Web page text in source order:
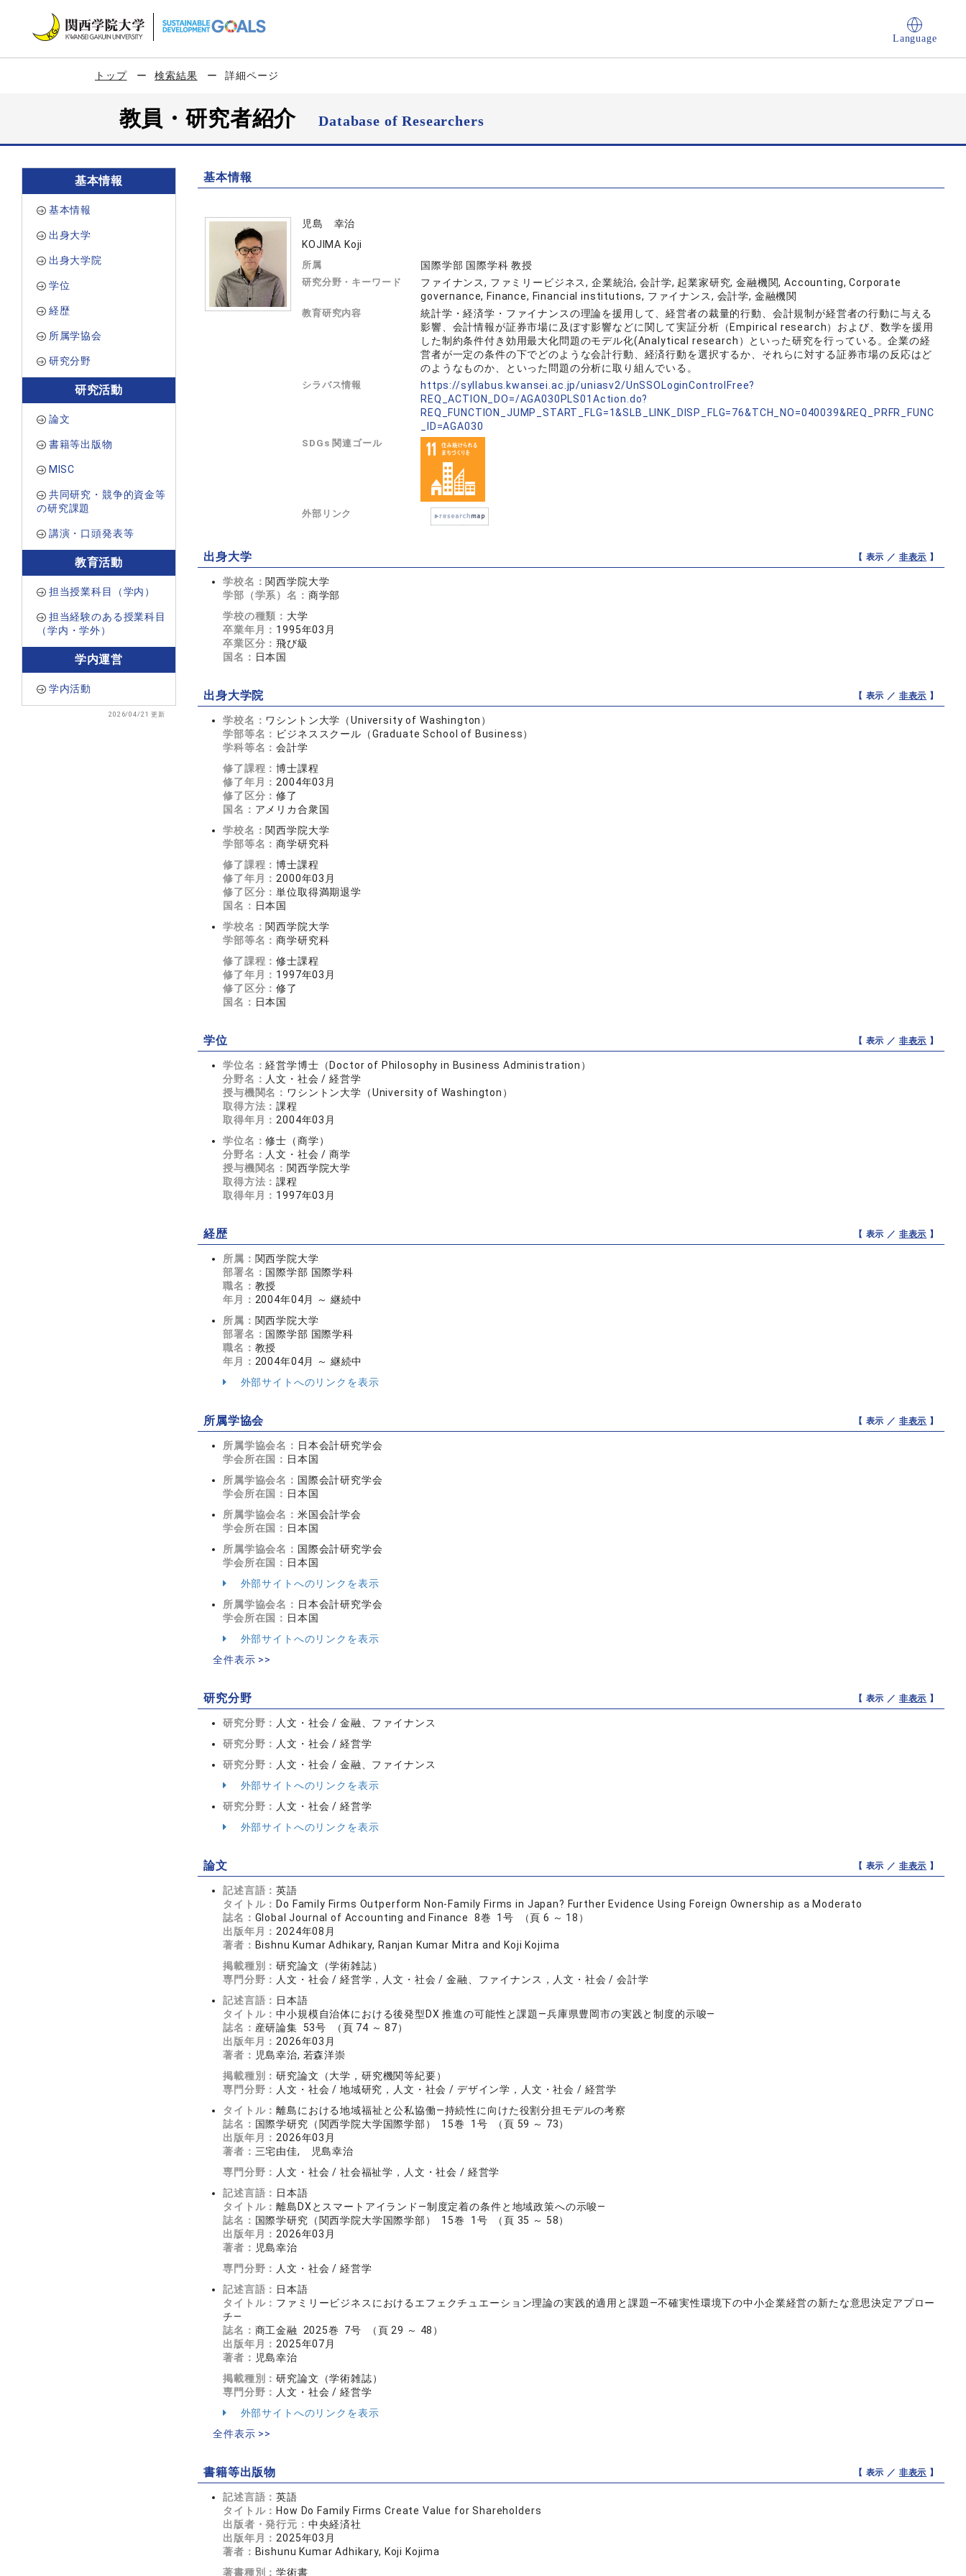
Language
トップ 検索結果 詳細ページ
教員・研究者紹介Database of Researchers
基本情報
基本情報
出身大学
出身大学院
学位
経歴
所属学協会
研究分野
研究活動
論文
書籍等出版物
MISC
共同研究・競争的資金等
の研究課題
講演・口頭発表等
教育活動
担当授業科目（学内）
担当経験のある授業科目
（学内・学外）
学内運営
学内活動
2026/04/21 更新
基本情報
児島 幸治
KOJIMA Koji
所属 国際学部 国際学科 教授
研究分野・キーワード
ファイナンス, ファミリービジネス, 企業統治, 会計学, 起業家研究, 金融機関, Accounting, Corporate
governance, Finance, Financial institutions, ファイナンス, 会計学, 金融機関
教育研究内容
統計学・経済学・ファイナンスの理論を援用して、経営者の裁量的行動、会計規制が経営者の行動に与える
影響、会計情報が証券市場に及ぼす影響などに関して実証分析（Empirical research）および、数学を援用
した制約条件付き効用最大化問題のモデル化(Analytical research）といった研究を行っている。企業の経
営者が一定の条件の下でどのような会計行動、経済行動を選択するか、それらに対する証券市場の反応はど
のようなものか、といった問題の分析に取り組んでいる。
シラバス情報
https://syllabus.kwansei.ac.jp/uniasv2/UnSSOLoginControlFree?
REQ_ACTION_DO=/AGA030PLS01Action.do?
REQ_FUNCTION_JUMP_START_FLG=1&SLB_LINK_DISP_FLG=76&TCH_NO=040039&REQ_PRFR_FUNC
_ID=AGA030
SDGs 関連ゴール
外部リンク
出身大学 【 表示 ／ 非表示 】
学校名： 関西学院大学
学部（学系）名： 商学部
学校の種類： 大学
卒業年月： 1995年03月
卒業区分：飛び級
国名： 日本国
出身大学院 【 表示 ／ 非表示 】
学校名： ワシントン大学（University of Washington）
学部等名： ビジネススクール（Graduate School of Business）
学科等名：会計学
修了課程：博士課程
修了年月： 2004年03月
修了区分：修了
国名： アメリカ合衆国
学校名： 関西学院大学
学部等名：商学研究科
修了課程：博士課程
修了年月： 2000年03月
修了区分：単位取得満期退学
国名： 日本国
学校名： 関西学院大学
学部等名：商学研究科
修了課程：修士課程
修了年月： 1997年03月
修了区分：修了
国名： 日本国
学位 【 表示 ／ 非表示 】
学位名：経営学博士（Doctor of Philosophy in Business Administration）
分野名： 人文・社会 / 経営学
授与機関名： ワシントン大学（University of Washington）
取得方法：課程
取得年月： 2004年03月
学位名：修士（商学）
分野名： 人文・社会 / 商学
授与機関名： 関西学院大学
取得方法：課程
取得年月： 1997年03月
経歴 【 表示 ／ 非表示 】
所属： 関西学院大学
部署名： 国際学部 国際学科
職名： 教授
年月： 2004年04月 ～ 継続中
所属： 関西学院大学
部署名： 国際学部 国際学科
職名： 教授
年月： 2004年04月 ～ 継続中
外部サイトへのリンクを表示
所属学協会 【 表示 ／ 非表示 】
所属学協会名： 日本会計研究学会
学会所在国： 日本国
所属学協会名： 国際会計研究学会
学会所在国： 日本国
所属学協会名： 米国会計学会
学会所在国： 日本国
所属学協会名： 国際会計研究学会
学会所在国： 日本国
外部サイトへのリンクを表示
所属学協会名： 日本会計研究学会
学会所在国： 日本国
外部サイトへのリンクを表示
全件表示 >>
研究分野 【 表示 ／ 非表示 】
研究分野： 人文・社会 / 金融、ファイナンス
研究分野： 人文・社会 / 経営学
研究分野： 人文・社会 / 金融、ファイナンス
外部サイトへのリンクを表示
研究分野： 人文・社会 / 経営学
外部サイトへのリンクを表示
論文 【 表示 ／ 非表示 】
記述言語：英語
タイトル： Do Family Firms Outperform Non-Family Firms in Japan? Further Evidence Using Foreign Ownership as a Moderato
誌名： Global Journal of Accounting and Finance 8巻 1号 （頁 6 ～ 18）
出版年月： 2024年08月
著者： Bishnu Kumar Adhikary, Ranjan Kumar Mitra and Koji Kojima
掲載種別：研究論文（学術雑誌）
専門分野： 人文・社会 / 経営学，人文・社会 / 金融、ファイナンス，人文・社会 / 会計学
記述言語： 日本語
タイトル：中小規模自治体における後発型DX 推進の可能性と課題―兵庫県豊岡市の実践と制度的示唆―
誌名： 産研論集 53号 （頁 74 ～ 87）
出版年月： 2026年03月
著者： 児島幸治, 若森洋崇
掲載種別：研究論文（大学，研究機関等紀要）
専門分野： 人文・社会 / 地域研究，人文・社会 / デザイン学，人文・社会 / 経営学
タイトル：離島における地域福祉と公私協働―持続性に向けた役割分担モデルの考察
誌名： 国際学研究（関西学院大学国際学部） 15巻 1号 （頁 59 ～ 73）
出版年月： 2026年03月
著者： 三宅由佳, 児島幸治
専門分野： 人文・社会 / 社会福祉学，人文・社会 / 経営学
記述言語： 日本語
タイトル：離島DXとスマートアイランド―制度定着の条件と地域政策への示唆―
誌名： 国際学研究（関西学院大学国際学部） 15巻 1号 （頁 35 ～ 58）
出版年月： 2026年03月
著者： 児島幸治
専門分野： 人文・社会 / 経営学
記述言語： 日本語
タイトル： ファミリービジネスにおけるエフェクチュエーション理論の実践的適用と課題―不確実性環境下の中小企業経営の新たな意思決定アプロー
チ―
誌名： 商工金融 2025巻 7号 （頁 29 ～ 48）
出版年月： 2025年07月
著者： 児島幸治
掲載種別：研究論文（学術雑誌）
専門分野： 人文・社会 / 経営学
外部サイトへのリンクを表示
全件表示 >>
書籍等出版物 【 表示 ／ 非表示 】
記述言語：英語
タイトル： How Do Family Firms Create Value for Shareholders
出版者・発行元： 中央経済社
出版年月： 2025年03月
著者： Bishunu Kumar Adhikary, Koji Kojima
著書種別：学術書